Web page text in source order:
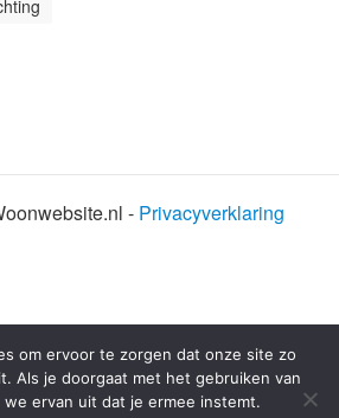
- Privacyverklaring
om ervoor te zorgen dat onze site zo
Als je doorgaat met het gebruiken van
we ervan uit dat je ermee instemt.